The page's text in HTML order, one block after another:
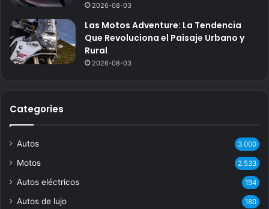
2026-08-03
Las Motos Adventure: La Tendencia
Que Revoluciona el Paisaje Urbano y
Rural
2026-08-03
Categories
Autos 3.000
Motos 2.533
Autos eléctricos 194
Autos de lujo 180